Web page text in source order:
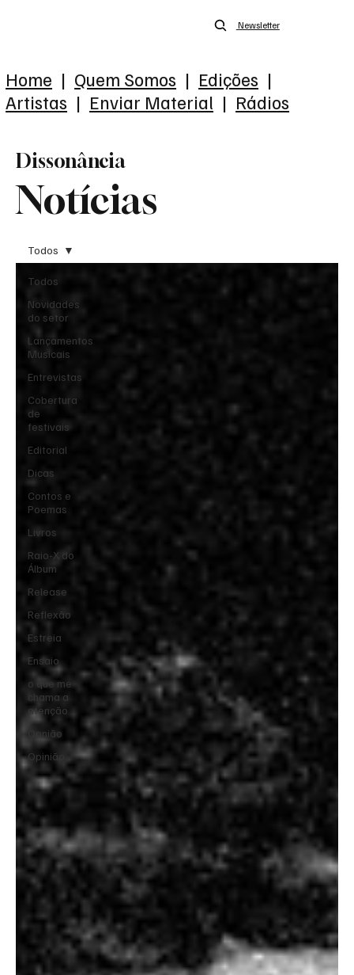
Newsletter
Home | Quem Somos | Edições |
Artistas | Enviar Material | Rádios
Notícias
Dissonância
Todos
Novidades
do setor
Lançamentos
Musicais
Entrevistas
Cobertura
de
festivais
Editorial
Dicas
Contos e
Poemas
Livros
Raio-X do
Álbum
Release
Reflexão
Estreia
Ensaio
o que me
chama a
atenção
Opnião
Opinião
Todos